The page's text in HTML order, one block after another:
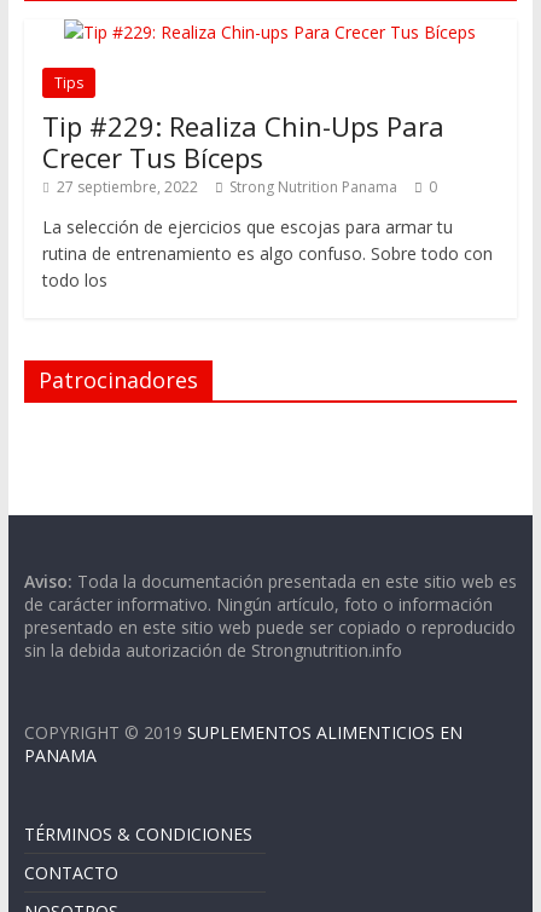
Tips
Tip #229: Realiza Chin-Ups Para
Crecer Tus Bíceps
27 septiembre, 2022 Strong Nutrition Panama 0
La selección de ejercicios que escojas para armar tu
rutina de entrenamiento es algo confuso. Sobre todo con
todo los
Patrocinadores
Aviso: Toda la documentación presentada en este sitio web es
de carácter informativo. Ningún artículo, foto o información
presentado en este sitio web puede ser copiado o reproducido
sin la debida autorización de Strongnutrition.info
COPYRIGHT © 2019 SUPLEMENTOS ALIMENTICIOS EN
PANAMA
TÉRMINOS & CONDICIONES
CONTACTO